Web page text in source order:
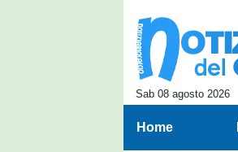
Sab 08 agosto 2026
Home